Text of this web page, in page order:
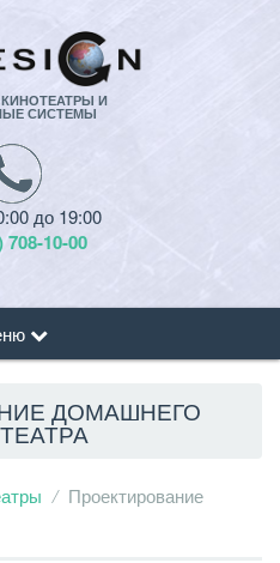
И
СИСТЕМЫ
до 19:00
708-10-00
ДОМАШНЕГО
Проектирование